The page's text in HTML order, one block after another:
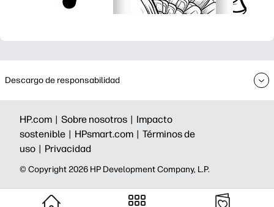
Descargo de responsabilidad
HP.com | Sobre nosotros | Impacto
sostenible | HPsmart.com | Términos de
uso | Privacidad
©️ Copyright 2026 HP Development Company, L.P.